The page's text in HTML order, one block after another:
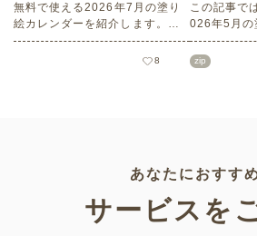
無料で使える2026年7月の塗り
絵カレンダーを紹介します。子
どもから高齢者までどなたでも
お使いいただけて、花や植物な
8
この記事で
026年5月の
ご紹介しま
の日などの
zip
あなたにおすす
サービスを